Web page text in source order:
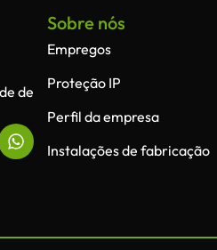
de
Sobre nós
Empregos
Proteção IP
Perfil da empresa
Instalações de fabricação